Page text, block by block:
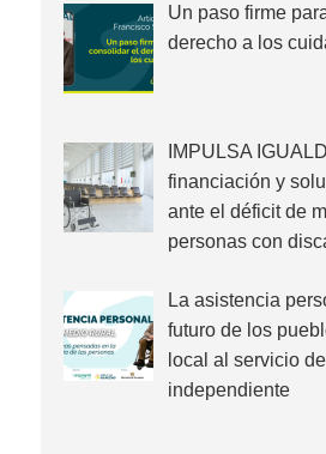
Un paso firme
derecho a los
IMPULSA
financiación y
ante el déficit de
personas con
La asistencia
futuro de los
local al servicio
independiente